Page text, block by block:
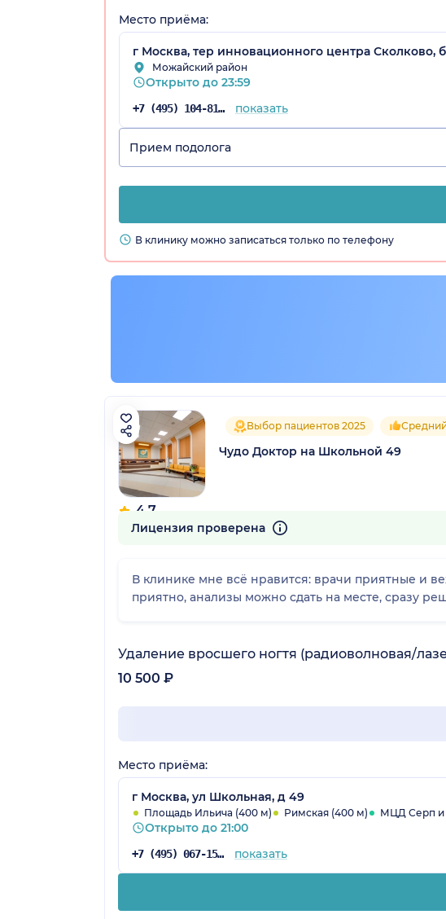
Место приёма:
г Москва, тер инновационного центра Сколково,
Можайский район
Открыто до 23:59
+7 (495) 104-81-22 показать
Прием подолога
В клинику можно записаться только по телефону
4.7
1186 отзывов
Выбор пациентов 2025
Чудо Доктор на Школьной 49
Лицензия проверена
В клинике мне всё нравится: врачи приятные и
приятно, анализы можно сдать на месте, сразу
Удаление вросшего ногтя (радиоволновая/
10 500 ₽
Место приёма:
г Москва, ул Школьная, д 49
Площадь Ильича (400 м) Римская (400 м) МЦД Серп и
Открыто до 21:00
+7 (495) 067-15-02 показать